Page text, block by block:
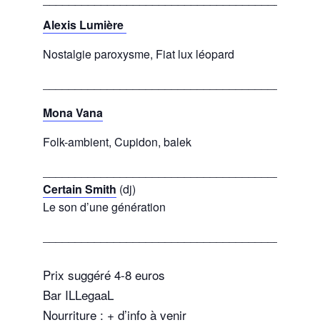
Alexis Lumière
Nostalgie paroxysme, Fiat lux léopard
Mona Vana
Folk-ambient, Cupidon, balek
Certain Smith (dj)
Le son d’une génération
Prix suggéré 4-8 euros
Bar ILLegaaL
Nourriture : + d’info à venir